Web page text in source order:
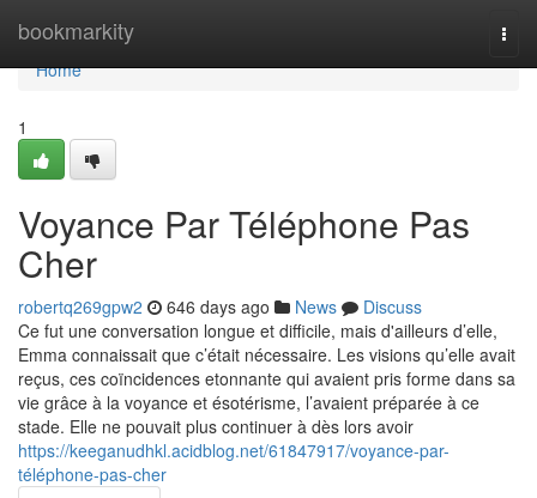
bookmarkity
Home
Home
1
Voyance Par Téléphone Pas
Cher
robertq269gpw2 646 days ago News
Discuss
Ce fut une conversation longue et difficile, mais d'ailleurs d’elle,
Emma connaissait que c’était nécessaire. Les visions qu’elle avait
reçus, ces coïncidences etonnante qui avaient pris forme dans sa
vie grâce à la voyance et ésotérisme, l’avaient préparée à ce
stade. Elle ne pouvait plus continuer à dès lors avoir
https://keeganudhkl.acidblog.net/61847917/voyance-par-
téléphone-pas-cher